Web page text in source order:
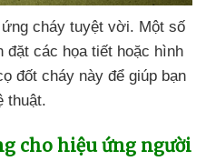
ứng cháy tuyệt vời. Một số
đặt các họa tiết hoặc hình
đốt cháy này để giúp bạn
thuật.
cho hiệu ứng người